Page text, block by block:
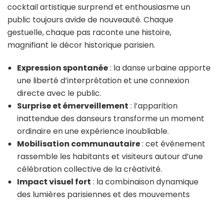
cocktail artistique surprend et enthousiasme un
public toujours avide de nouveauté. Chaque
gestuelle, chaque pas raconte une histoire,
magnifiant le décor historique parisien.
Expression spontanée: la danse urbaine apporte
une liberté d’interprétation et une connexion
directe avec le public.
Surprise et émerveillement : l’apparition
inattendue des danseurs transforme un moment
ordinaire en une expérience inoubliable.
Mobilisation communautaire: cet événement
rassemble les habitants et visiteurs autour d’une
célébration collective de la créativité.
Impact visuel fort : la combinaison dynamique
des lumières parisiennes et des mouvements